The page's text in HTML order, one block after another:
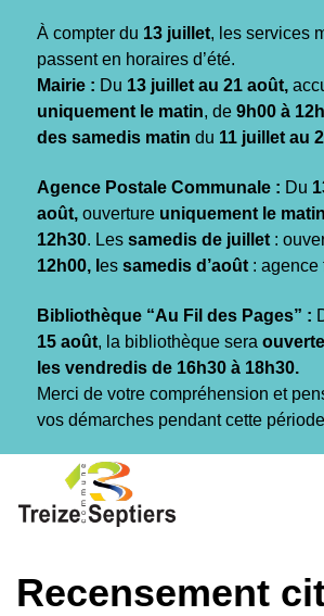
À compter du 13 juillet, les services
passent en horaires d’été.
Mairie : Du 13 juillet au 21 août,
uniquement le matin, de 9h00 à
des samedis matin du 11 juillet au
Agence Postale Communale : Du
août, ouverture uniquement le matin
12h30. Les samedis de juillet :
12h00, l es samedis d’août : agence
Bibliothèque “Au Fil des Pages” :
15 août, la bibliothèque sera
les vendredis de 16h30 à 18h30.
Merci de votre compréhension et
vos démarches pendant cette
contenu
pied
Recensement